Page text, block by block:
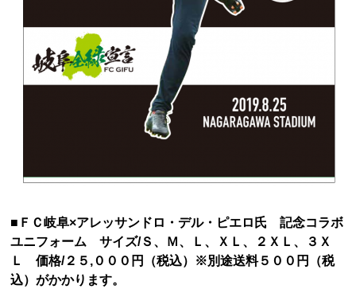
■ＦＣ岐阜×アレッサンドロ・デル・ピエロ氏 記念コラボ
ユニフォーム サイズ/Ｓ、Ｍ、Ｌ、ＸＬ、２ＸＬ、３Ｘ
Ｌ 価格/２５,０００円（税込）※別途送料５００円（税
込）がかかります。